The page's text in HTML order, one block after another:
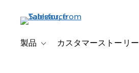
製品 Toggle sub-navigation for 製品
カスタマーストーリー